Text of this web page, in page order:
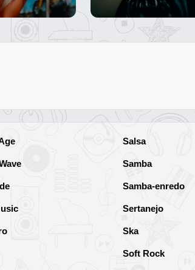
Salsa
Samba
Samba-enredo
Sertanejo
Ska
Soft Rock